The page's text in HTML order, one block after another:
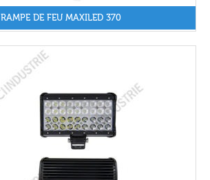
RAMPE DE FEU MAXILED 370